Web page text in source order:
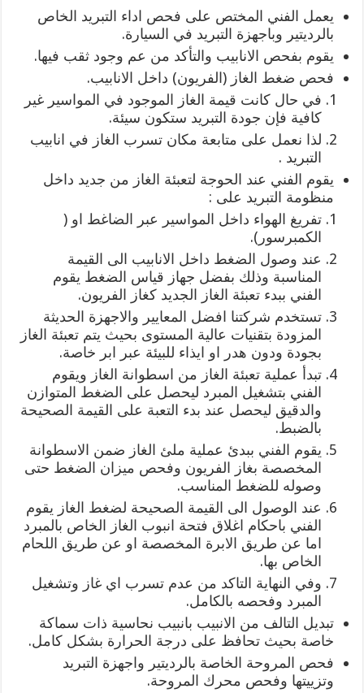
يعمل الفني المختص على فحص اداء التبريد الخاص
بالرديتير وباجهزة التبريد في السيارة.
يقوم بفحص الانابيب والتأكد من عم وجود ثقب فيها.
فحص ضغط الغاز (الفريون) داخل الانابيب.
في حال كانت قيمة الغاز الموجود في المواسير غير
كافية فإن جودة التبريد ستكون سيئة.
لذا نعمل على متابعة مكان تسرب الغاز في انابيب
التبريد .
يقوم الفني عند الحوجة لتعبئة الغاز من جديد داخل
منظومة التبريد على :
تفريغ الهواء داخل المواسير عبر الضاغط او (
الكمبرسور).
عند وصول الضغط داخل الانابيب الى القيمة
المناسبة وذلك بفضل جهاز قياس الضغط يقوم
الفني ببدء تعبئة الغاز الجديد كغاز الفريون.
تستخدم شركتنا افضل المعايير والاجهزة الحديثة
المزودة بتقنيات عالية المستوى بحيث يتم تعبئة الغاز
بجودة ودون هدر او ايذاء للبيئة عبر ابر خاصة.
تبدأ عملية تعبئة الغاز من اسطوانة الغاز ويقوم
الفني بتشغيل المبرد ليحصل على الضغط المتوازن
والدقيق ليحصل عند بدء التعبة على القيمة الصحيحة
بالضبط.
يقوم الفني ببدئ عملية ملئ الغاز ضمن الاسطوانة
المخصصة بغاز الفريون وفحص ميزان الضغط حتى
وصوله للضغط المناسب.
عند الوصول الى القيمة الصحيحة لضغط الغاز يقوم
الفني باحكام اغلاق فتحة انبوب الغاز الخاص بالمبرد
اما عن طريق الابرة المخصصة او عن طريق اللحام
الخاص بها.
وفي النهاية التاكد من عدم تسرب اي غاز وتشغيل
المبرد وفحصه بالكامل.
تبديل التالف من الانبيب بانبيب نحاسية ذات سماكة
خاصة بحيث تحافظ على درجة الحرارة بشكل كامل.
فحص المروحة الخاصة بالرديتير واجهزة التبريد
وتزييتها وفحص محرك المروحة.